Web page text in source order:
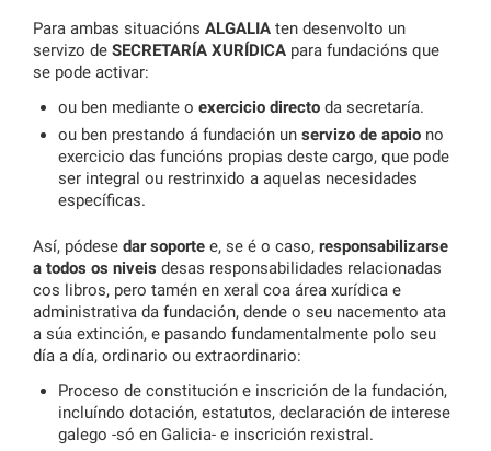
Para ambas situacións ALGALIA ten desenvolto un
servizo de SECRETARÍA XURÍDICA para fundacións que
se pode activar:
ou ben mediante o exercicio directoda secretaría.
ou ben prestando á fundación un servizo de apoiono
exercicio das funcións propias deste cargo, que pode
ser integral ou restrinxido a aquelas necesidades
específicas.
Así, pódese dar soporte e, se é o caso, responsabilizarse
a todos os niveis desas responsabilidades relacionadas
cos libros, pero tamén en xeral coa área xurídica e
administrativa da fundación, dende o seu nacemento ata
a súa extinción, e pasando fundamentalmente polo seu
día a día, ordinario ou extraordinario:
Proceso de constitución e inscrición de la fundación,
incluíndo dotación, estatutos, declaración de interese
galego -só en Galicia- e inscrición rexistral.